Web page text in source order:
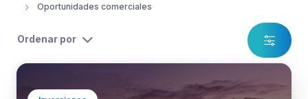
Oportunidades comerciales
Ordenar por